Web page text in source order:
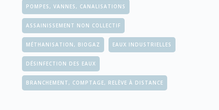
POMPES, VANNES, CANALISATIONS
ASSAINISSEMENT NON COLLECTIF
MÉTHANISATION, BIOGAZ EAUX INDUSTRIELLES
DÉSINFECTION DES EAUX
BRANCHEMENT, COMPTAGE, RELÈVE À DISTANCE